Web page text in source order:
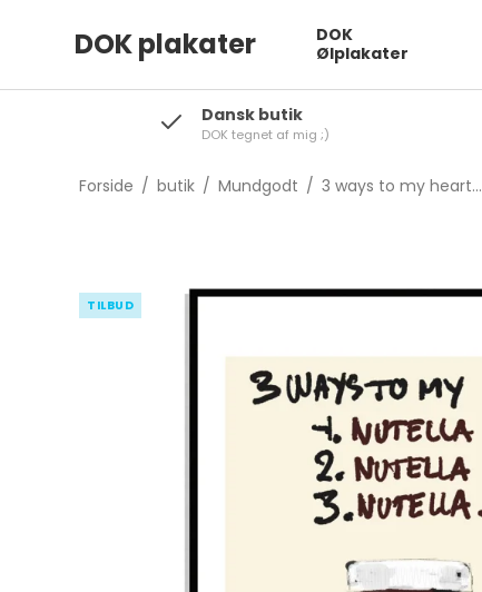
DOK plakater
DOK
Ølplakater
Dansk butik
DOK tegnet af mig ;)
Forside / butik / Mundgodt / 3 ways to my heart...
TILBUD